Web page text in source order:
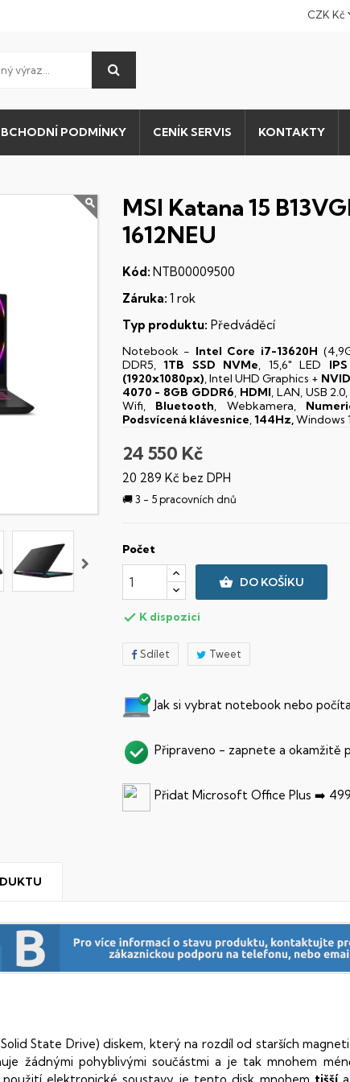
CZK Kč
PODMÍNKY CENÍK SERVIS KONTAKTY
MSI Katana 15
1612NEU
Kód: NTB00009500
Záruka: 1 rok
Typ produktu: Předváděcí
Notebook - Intel Core i7-13620H
DDR5, 1TB SSD NVMe, 15,6" LED IPS
(1920x1080px), Intel UHD Graphics +
4070 - 8GB GDDR6, HDMI, LAN, USB 2.0,
Wifi, Bluetooth, Webkamera,
Podsvícená klávesnice,144Hz,Windows
24 550 Kč
20 289 Kč bez DPH
🚚 3 - 5 pracovních dnů
Počet
 DO KOŠÍKU
 K dispozici
Sdílet Tweet
Jak si vybrat notebook nebo
Připraveno - zapnete a okamžitě
Přidat Microsoft Office Plus ➡️
State Drive) diskem, který na rozdíl od starších
žádnými pohyblivými součástmi a je tak mnohem